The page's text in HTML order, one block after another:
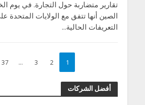
تقارير متضاربة حول التجارة. في يوم
الصين أنها تتفق مع الولايات المتحدة
التعريفات الحالية...
1
2
3
…
37
أفضل الشركات